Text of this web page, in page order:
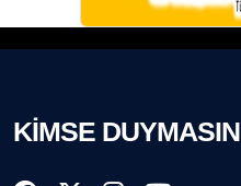
KİMSE DUYMASIN